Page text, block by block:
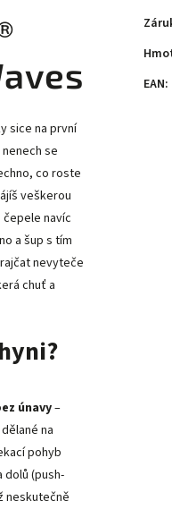
sice na první
se
co roste
veškerou
navíc
a šup s tím
nevyteče
chuť a
únavy–
na
pohyb
dolů (push-
neskutečně
EAN: